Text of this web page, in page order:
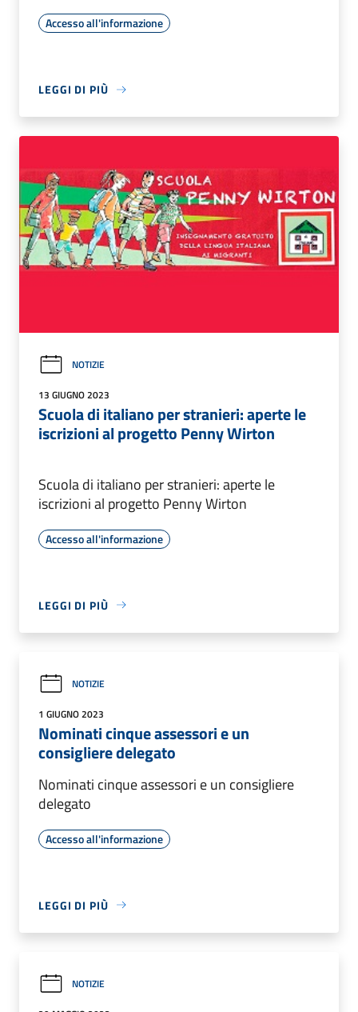
Accesso all'informazione
LEGGI DI PIÙ
NOTIZIE
13 GIUGNO 2023
Scuola di italiano per stranieri: aperte le
iscrizioni al progetto Penny Wirton
Scuola di italiano per stranieri: aperte le
iscrizioni al progetto Penny Wirton
Accesso all'informazione
LEGGI DI PIÙ
NOTIZIE
1 GIUGNO 2023
Nominati cinque assessori e un
consigliere delegato
Nominati cinque assessori e un consigliere
delegato
Accesso all'informazione
LEGGI DI PIÙ
NOTIZIE